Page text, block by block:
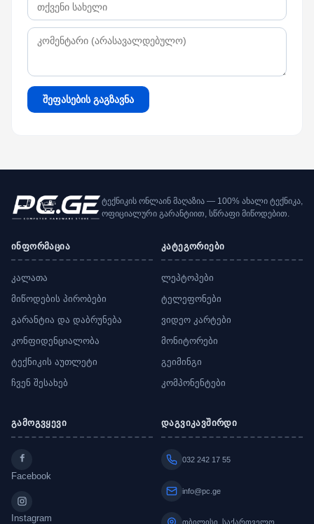
შეფასების გაგზავნა
ტექნიკის ონლაინ მაღაზია — 100% ახალი ტექნიკა,
ოფიციალური გარანტიით, სწრაფი მიწოდებით.
ინფორმაცია
კალათა
მიწოდების პირობები
გარანტია და დაბრუნება
კონფიდენციალობა
ტექნიკის აუთლეტი
ჩვენ შესახებ
კატეგორიები
ლეპტოპები
ტელეფონები
ვიდეო კარტები
მონიტორები
გეიმინგი
კომპონენტები
გამოგვყევი
Facebook
Instagram
დაგვიკავშირდი
032 242 17 55
info@pc.ge
თბილისი, საქართველო